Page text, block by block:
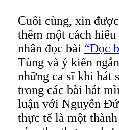
Cuối cùng, xin
thêm một cách
nhân đọc bài “Đọc
Tùng và ý kiến
những ca sĩ khi hát
trong các bài hát
luận với Nguyễn
thực tế là một